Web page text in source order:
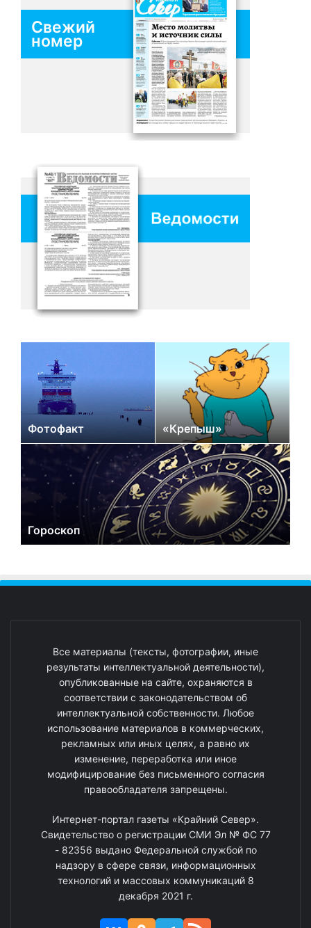
Свежий
номер
Фотофакт «Крепыш»
Гороскоп
Все материалы (тексты, фотографии, иные
результаты интеллектуальной деятельности),
опубликованные на сайте, охраняются в
соответствии с законодательством об
интеллектуальной собственности. Любое
использование материалов в коммерческих,
рекламных или иных целях, а равно их
изменение, переработка или иное
модифицирование без письменного согласия
правообладателя запрещены.
Интернет-портал газеты «Крайний Север».
Свидетельство о регистрации СМИ Эл № ФС 77
- 82356 выдано Федеральной службой по
надзору в сфере связи, информационных
технологий и массовых коммуникаций 8
декабря 2021 г.